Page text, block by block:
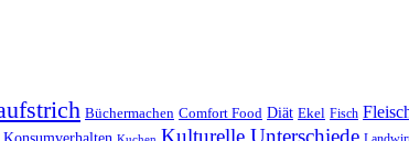
Büchermachen Comfort Food Diät Ekel Fisch
Kulturelle Unterschiede